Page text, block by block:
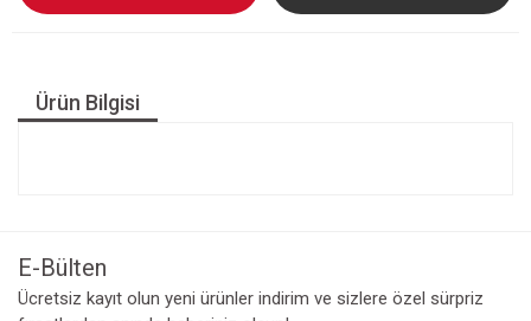
Ürün Bilgisi
E-Bülten
Ücretsiz kayıt olun yeni ürünler indirim ve sizlere özel sürpriz